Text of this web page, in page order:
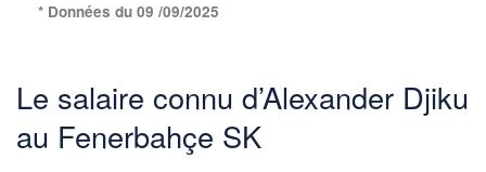
* Données du 09 /09/2025
Le salaire connu d’Alexander Djiku
au Fenerbahçe SK